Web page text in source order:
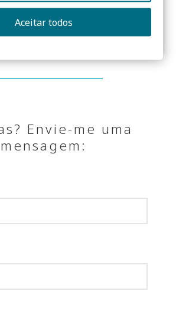
Partilhar:
Envie-me uma
mensagem:
Aceitar todos